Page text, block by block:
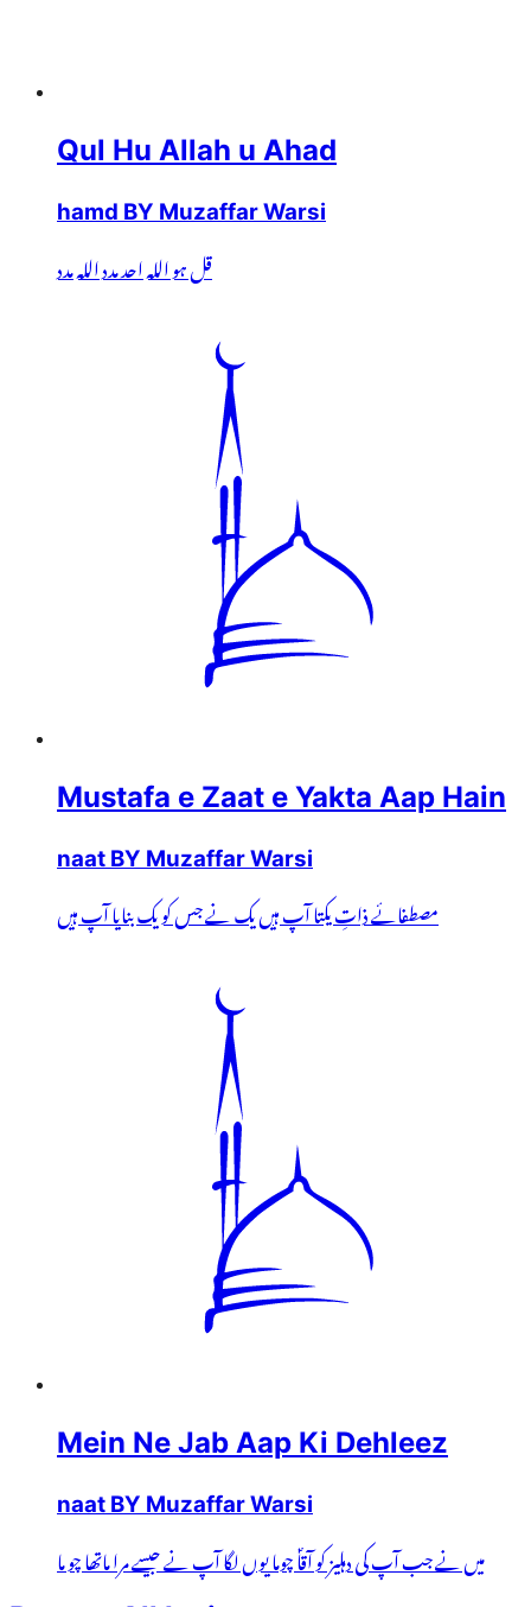
Qul Hu Allah u Ahad
hamd BY Muzaffar Warsi
قل ہو اللہ احد مدد اللہ مدد
Mustafa e Zaat e Yakta Aap Hain
naat BY Muzaffar Warsi
مصطفائے ذاتِ یکتا آپ ہیں یک نے جس کو یک بنایا آپ ہیں
Mein Ne Jab Aap Ki Dehleez
naat BY Muzaffar Warsi
میں نے جب آپ کی دہلیز کو آقاؐ چوما یوں لگا آپ نے جیسے مرا ماتھا چو ما